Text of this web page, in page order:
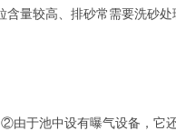
量较高、排砂常需要洗砂
于池中设有曝气设备，它